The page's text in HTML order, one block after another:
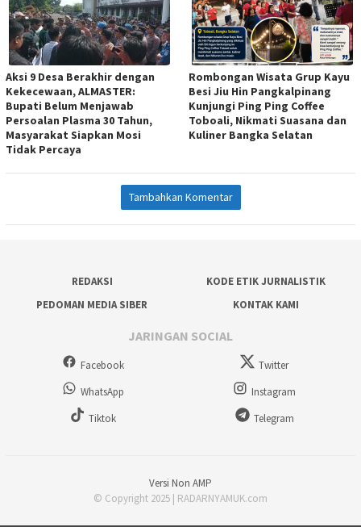
Aksi 9 Desa Berakhir dengan
Kekecewaan, ALMASTER:
Bupati Belum Menjawab
Persoalan Plasma 30 Tahun,
Masyarakat Siapkan Mosi
Tidak Percaya
Rombongan Wisata Grup Kayu
Besi Jiu Hin Pangkalpinang
Kunjungi Ping Ping Coffee
Toboali, Nikmati Suasana dan
Kuliner Bangka Selatan
Tambahkan Komentar
REDAKSI
KODE ETIK JURNALISTIK
PEDOMAN MEDIA SIBER
KONTAK KAMI
JARINGAN SOCIAL
Facebook
Twitter
WhatsApp
Instagram
Tiktok
Telegram
Versi Non AMP
© Copyright 2025 | RADARNYAMUK.com